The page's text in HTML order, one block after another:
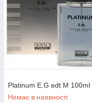
Platinum E.G edt M 100ml
Немає в наявності